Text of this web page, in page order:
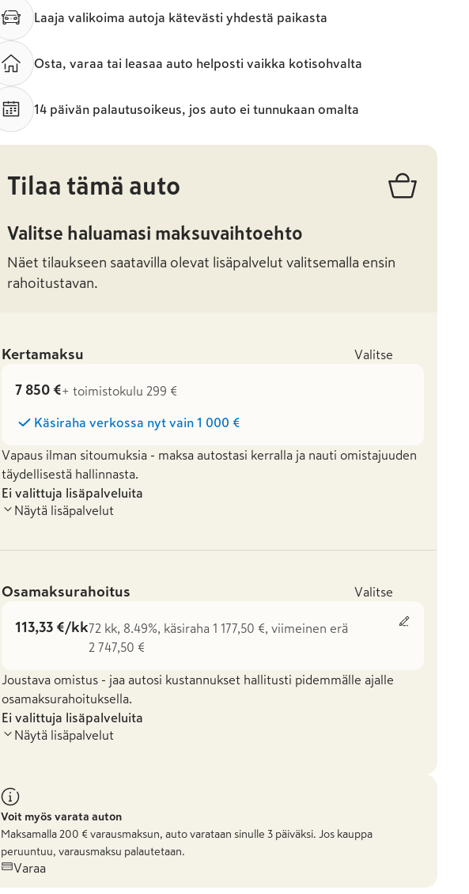
Laaja valikoima autoja kätevästi yhdestä paikasta
Osta, varaa tai leasaa auto helposti vaikka kotisohvalta
14 päivän palautusoikeus, jos auto ei tunnukaan omalta
Tilaa tämä auto
Valitse haluamasi maksuvaihtoehto
Näet tilaukseen saatavilla olevat lisäpalvelut valitsemalla ensin
rahoitustavan.
Kertamaksu Valitse
7 850 €+ toimistokulu 299 €
Käsiraha verkossa nyt vain 1 000 €
Vapaus ilman sitoumuksia - maksa autostasi kerralla ja nauti omistajuuden
täydellisestä hallinnasta.
Ei valittuja lisäpalveluita
Näytä lisäpalvelut
Osamaksurahoitus Valitse
113,33 €/kk72 kk, 8.49%, käsiraha 1 177,50 €, viimeinen erä
2 747,50 €
Joustava omistus - jaa autosi kustannukset hallitusti pidemmälle ajalle
osamaksurahoituksella.
Ei valittuja lisäpalveluita
Näytä lisäpalvelut
Voit myös varata auton
Maksamalla 200 € varausmaksun, auto varataan sinulle 3 päiväksi. Jos kauppa
peruuntuu, varausmaksu palautetaan.
Varaa